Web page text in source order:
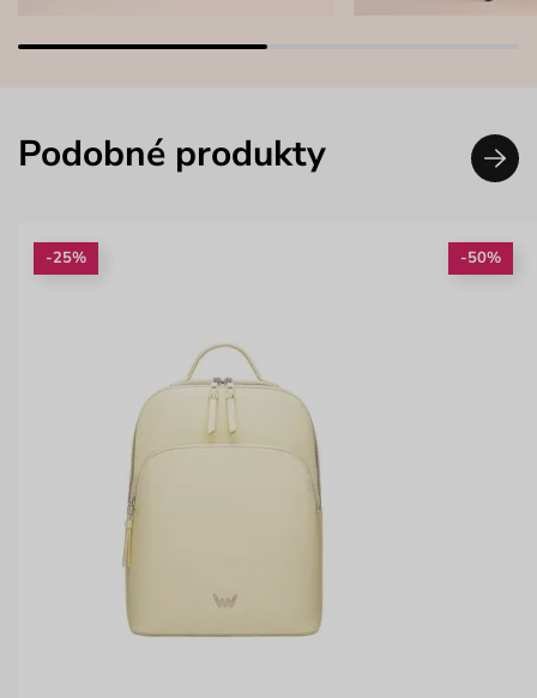
Podobné produkty
-25% -50%